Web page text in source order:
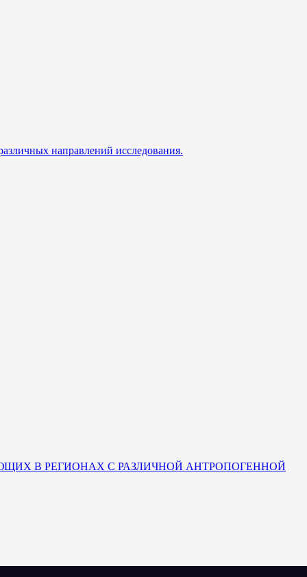
направлений исследования.
В РЕГИОНАХ С РАЗЛИЧНОЙ АНТРОПОГЕННОЙ